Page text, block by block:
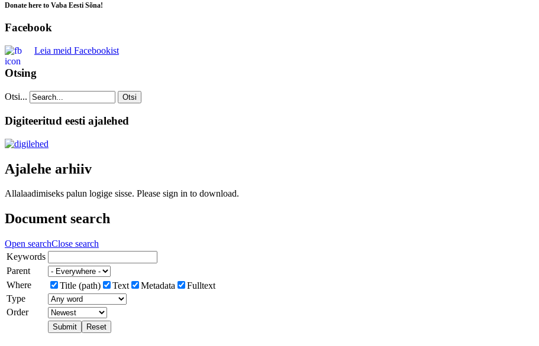
Donate here to Vaba Eesti Sõna!
Facebook
Leia meid Facebookist
Otsing
Otsi... Otsi
Digiteeritud eesti ajalehed
Ajalehe arhiiv
Allalaadimiseks palun logige sisse. Please sign in to download.
Document search
Open searchClose search
Keywords
Parent
Where
Title (path) Text Metadata
Fulltext
Type
Order
Submit Reset